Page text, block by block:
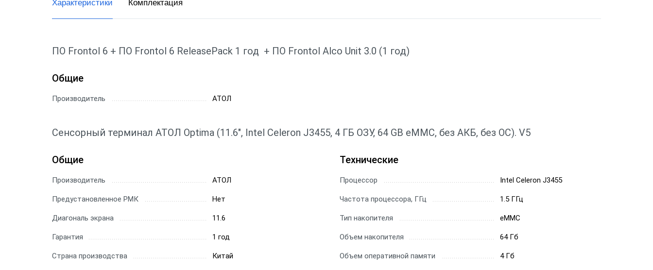
Характеристики Комплектация
ПО Frontol 6 + ПО Frontol 6 ReleasePack 1 год + ПО Frontol Alco Unit 3.0 (1 год)
Общие
Производитель АТОЛ
Сенсорный терминал АТОЛ Optima (11.6", Intel Celeron J3455, 4 ГБ ОЗУ, 64 GB eMMC, без АКБ, без ОС). V5
Общие
Производитель АТОЛ
Предустановленное РМК Нет
Диагональ экрана 11.6
Гарантия 1 год
Страна производства Китай
Технические
Процессор Intel Celeron J3455
Частота процессора, ГГц 1.5 ГГц
Тип накопителя eMMC
Объем накопителя 64 Гб
Объем оперативной памяти 4 Гб